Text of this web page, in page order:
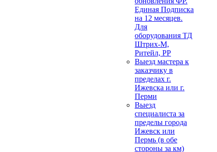
Единая Подписка
на 12 месяцев.
Для
оборудования ТД
Штрих-М,
Ритейл, РР
Выезд мастера к
заказчику в
пределах г.
Ижевска или г.
Перми
Выезд
специалиста за
пределы города
Ижевск или
Пермь (в обе
стороны за км)